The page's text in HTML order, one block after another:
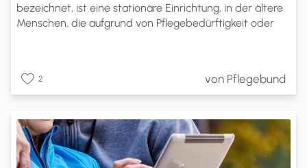
bezeichnet, ist eine stationäre Einrichtung, in der ältere
Menschen, die aufgrund von Pflegebedürftigkeit oder
Einrichtungen, die rund um die Uhr professionelle Pflege
und Unterstützung bieten.
2 von Pflegebund